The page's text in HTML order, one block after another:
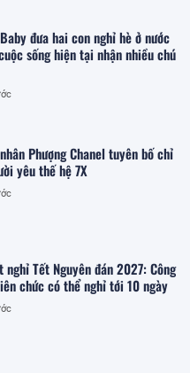
đưa hai con nghỉ hè ở nước
sống hiện tại nhận nhiều chú
Phượng Chanel tuyên bố chỉ
yêu thế hệ 7X
nghỉ Tết Nguyên đán 2027: Công
chức có thể nghỉ tới 10 ngày